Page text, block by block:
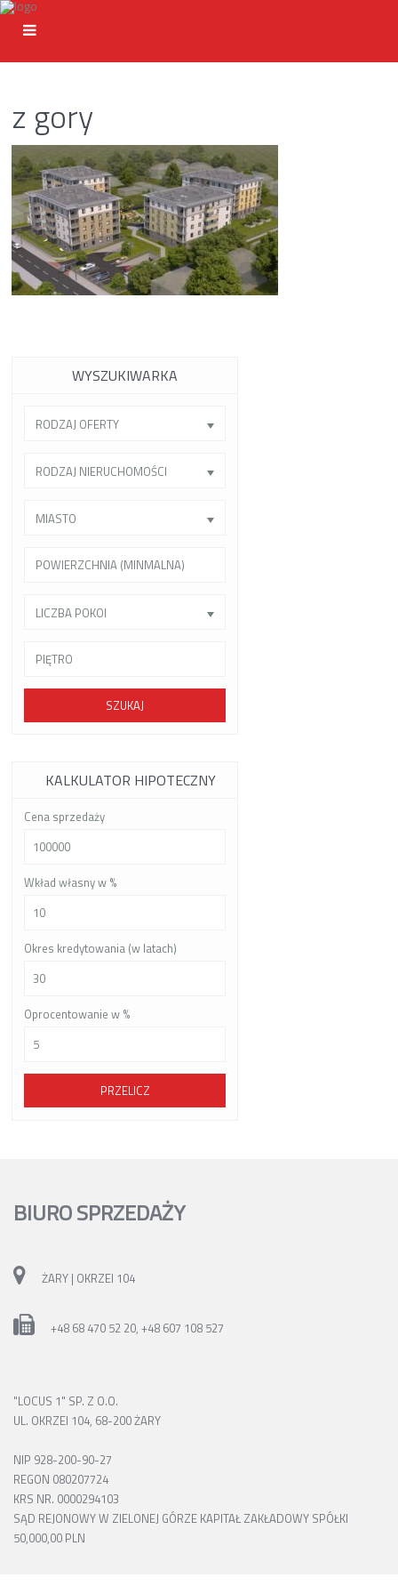
z gory
WYSZUKIWARKA
RODZAJ OFERTY
RODZAJ NIERUCHOMOŚCI
MIASTO
LICZBA POKOI
SZUKAJ
KALKULATOR HIPOTECZNY
Cena sprzedaży
Wkład własny w %
Okres kredytowania (w latach)
Oprocentowanie w %
PRZELICZ
BIURO SPRZEDAŻY
ŻARY | OKRZEI 104
+48 68 470 52 20, +48 607 108 527
"LOCUS 1" SP. Z O.O.
UL. OKRZEI 104, 68-200 ŻARY
NIP 928-200-90-27
REGON 080207724
KRS NR. 0000294103
SĄD REJONOWY W ZIELONEJ GÓRZE KAPITAŁ ZAKŁADOWY SPÓŁKI
50,000,00 PLN